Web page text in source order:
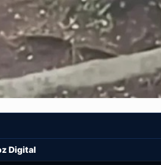
Digital